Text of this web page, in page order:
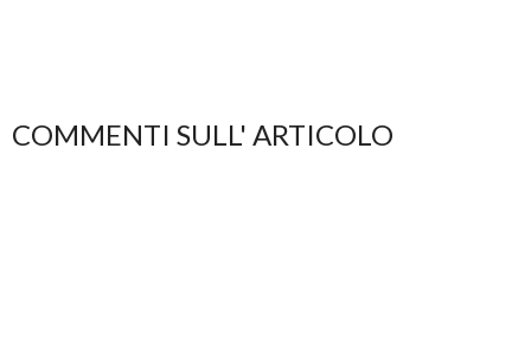
COMMENTI SULL' ARTICOLO